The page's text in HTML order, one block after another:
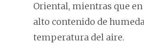
Oriental, mientras que en
alto contenido de
temperatura del aire.